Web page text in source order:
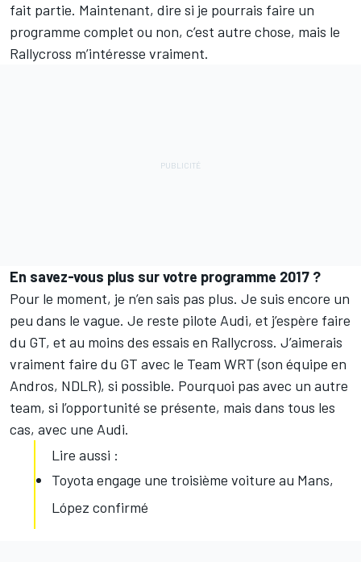
fait partie. Maintenant, dire si je pourrais faire un
programme complet ou non, c’est autre chose, mais le
Rallycross m’intéresse vraiment.
En savez-vous plus sur votre programme 2017 ?
Pour le moment, je n’en sais pas plus. Je suis encore un
peu dans le vague. Je reste pilote Audi, et j’espère faire
du GT, et au moins des essais en Rallycross. J’aimerais
vraiment faire du GT avec le Team WRT (son équipe en
Andros, NDLR), si possible. Pourquoi pas avec un autre
team, si l’opportunité se présente, mais dans tous les
cas, avec une Audi.
Lire aussi :
Toyota engage une troisième voiture au Mans,
López confirmé